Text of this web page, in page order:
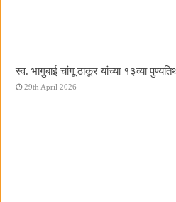
स्व. भागुबाई चांगू ठाकूर यांच्या १३व्या
29th April 2026